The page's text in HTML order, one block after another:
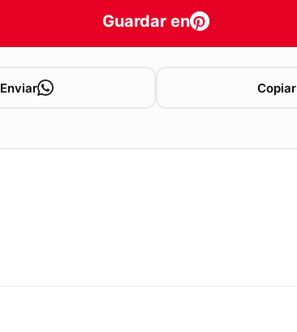
Guardar en
Enviar Copiar